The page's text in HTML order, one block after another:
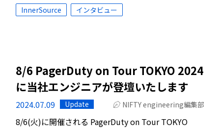
InnerSource インタビュー
8/6 PagerDuty on Tour TOKYO 2024
に当社エンジニアが登壇いたします
2024.07.09 Update NIFTY engineering編集部
8/6(火)に開催される PagerDuty on Tour TOKYO